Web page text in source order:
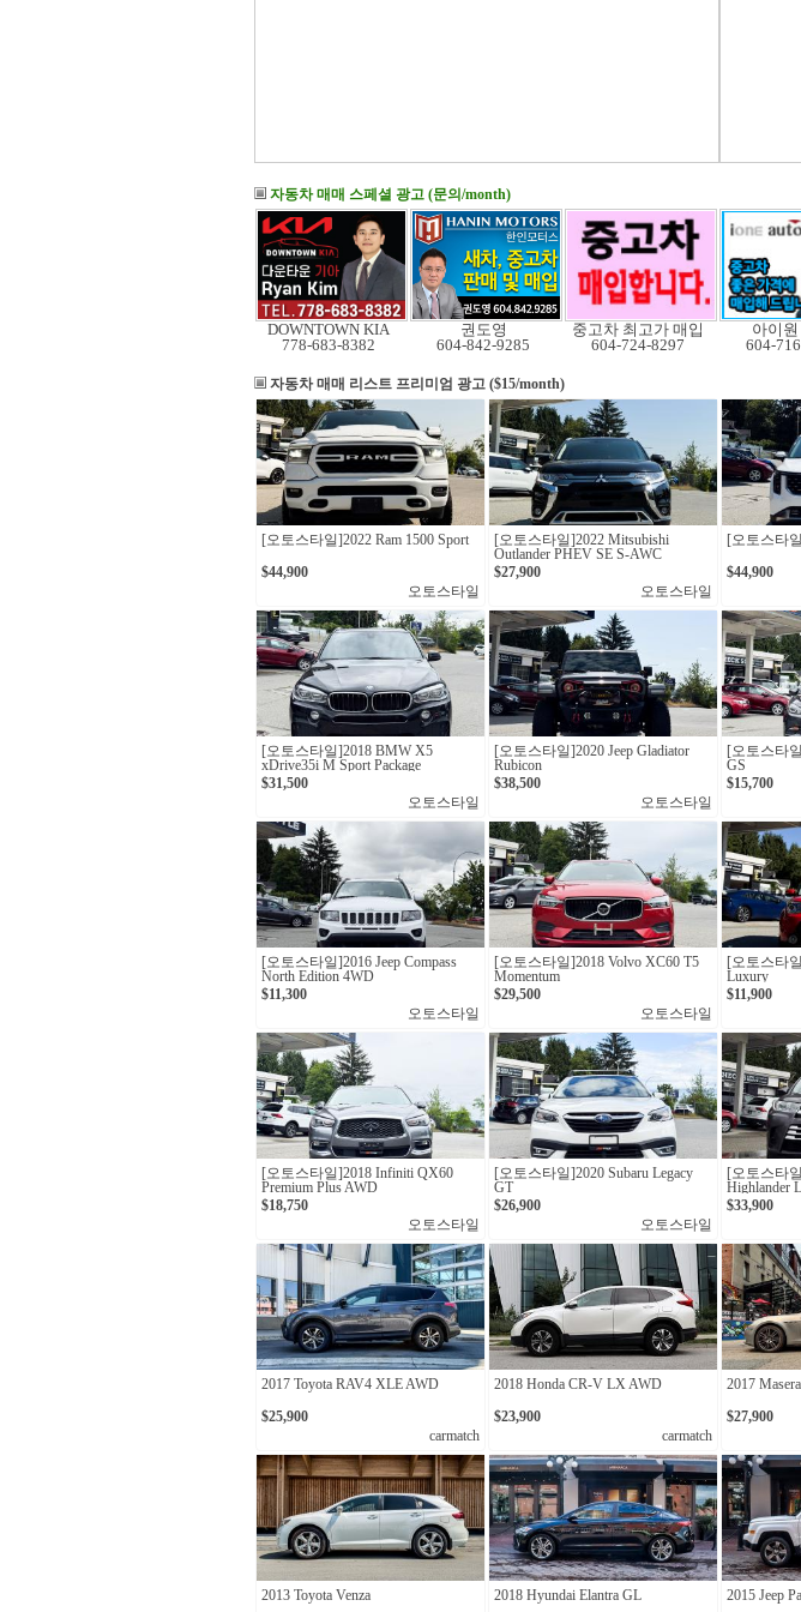
자동차 매매 스페셜 광고 (문의/month)
DOWNTOWN KIA
778-683-8382
권도영
604-842-9285
중고차 최고가 매입
604-724-8297
아이
604-
자동차 매매 리스트 프리미엄 광고 ($15/month)
[오토스타일]2022 Ram 1500 Sport
$44,900
오토스타일
[오토스타일]2022 Mitsubishi
Outlander PHEV SE S-AWC
$27,900
오토스타일
[오토스타
$44,900
[오토스타일] 2018 BMW X5
xDrive35i M Sport Package
$31,500
오토스타일
[오토스타일] 2020 Jeep Gladiator
Rubicon
$38,500
오토스타일
[오토스타
GS
$15,700
[오토스타일]2016 Jeep Compass
North Edition 4WD
$11,300
오토스타일
[오토스타일]2018 Volvo XC60 T5
Momentum
$29,500
오토스타일
[오토스타
Luxury
$11,900
[오토스타일]2018 Infiniti QX60
Premium Plus AWD
$18,750
오토스타일
[오토스타일]2020 Subaru Legacy
GT
$26,900
오토스타일
[오토스타
Highlander
$33,900
2017 Toyota RAV4 XLE AWD
$25,900
carmatch
2018 Honda CR-V LX AWD
$23,900
carmatch
2017
$27,900
2013 Toyota Venza 2018 Hyundai Elantra GL 2015 Jeep